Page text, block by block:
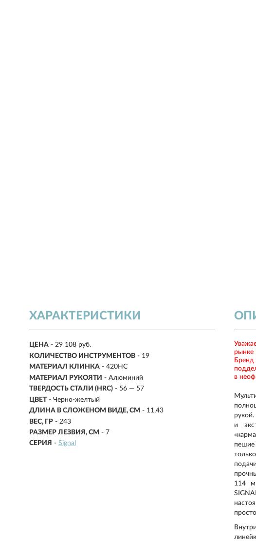
ХАРАКТЕРИСТИКИ
ЦЕНА - 29 108 руб.
КОЛИЧЕСТВО ИНСТРУМЕНТОВ - 19
МАТЕРИАЛ КЛИНКА - 420HC
МАТЕРИАЛ РУКОЯТИ - Алюминий
ТВЕРДОСТЬ СТАЛИ (HRC) - 56 — 57
ЦВЕТ - Черно-желтый
ДЛИНА В СЛОЖЕНОМ ВИДЕ, СМ - 11,43
ВЕС, ГР - 243
РАЗМЕР ЛЕЗВИЯ, СМ - 7
СЕРИЯ - Signal
рынке
в
и
пешие
114